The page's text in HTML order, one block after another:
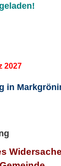
2027
in